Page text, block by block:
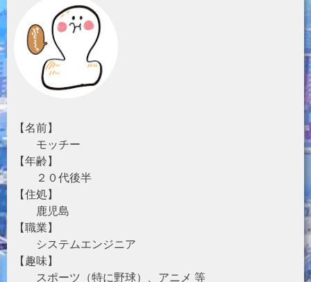
【名前】
モッチー
【年齢】
２０代後半
【住処】
鹿児島
【職業】
システムエンジニア
【趣味】
スポーツ（特に野球）、アニメ 等